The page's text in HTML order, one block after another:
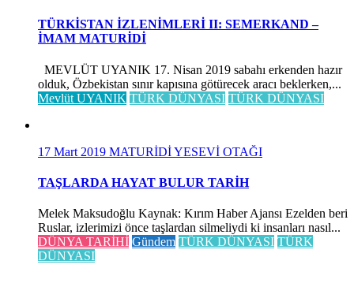
TÜRKİSTAN İZLENİMLERİ II: SEMERKAND –
İMAM MATURİDİ
MEVLÜT UYANIK 17. Nisan 2019 sabahı erkenden hazır
olduk, Özbekistan sınır kapısına götürecek aracı beklerken,...
Mevlüt UYANIK TÜRK DÜNYASI TÜRK DÜNYASI
17 Mart 2019 MATURİDİ YESEVİ OTAĞI
TAŞLARDA HAYAT BULUR TARİH
Melek Maksudoğlu Kaynak: Kırım Haber Ajansı Ezelden beri
Ruslar, izlerimizi önce taşlardan silmeliydi ki insanları nasıl...
DÜNYA TARİHİ Gündem TÜRK DÜNYASI TÜRK
DÜNYASI